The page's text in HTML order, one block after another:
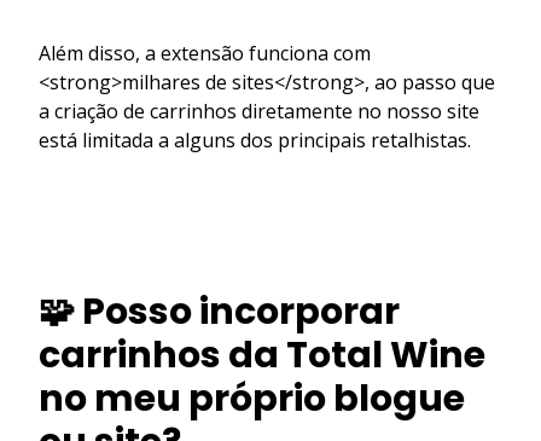
Além disso, a extensão funciona com
<strong>milhares de sites</strong>, ao passo que
a criação de carrinhos diretamente no nosso site
está limitada a alguns dos principais retalhistas.
🧩 Posso incorporar
carrinhos da Total Wine
no meu próprio blogue